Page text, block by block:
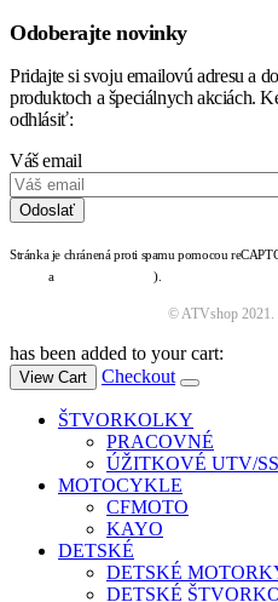
Odoberajte novinky
Pridajte si svoju emailovú adresu a
produktoch a špeciálnych akciách.
odhlásiť:
Váš email
Stránka je chránená proti spamu pomocou
a podmienky služby).
© ATVshop
has been added to your cart:
View Cart Checkout
ŠTVORKOLKY
PRACOVNÉ
ÚŽITKOVÉ UTV/
MOTOCYKLE
CFMOTO
KAYO
DETSKÉ
DETSKÉ
DETSKÉ